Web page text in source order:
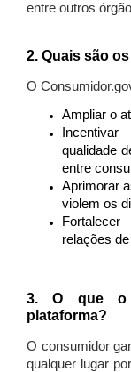
entre outros
2. Quais são
O
Ampliar o
qualidade
entre
Aprimorar
violem os
relações
3. O que o
plataforma?
O consumidor
qualquer lugar